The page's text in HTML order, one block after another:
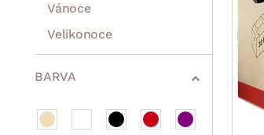
Vánoce
Velikonoce
Sedací soupravy a pohovky
Sestavy a stěny
Drobný nábytek
Spotřebiče
BARVA